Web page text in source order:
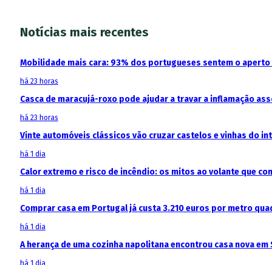
Notícias mais recentes
Mobilidade mais cara: 93% dos portugueses sentem o
há 23 horas
Casca de maracujá-roxo pode ajudar a travar a inflamação
há 23 horas
Vinte automóveis clássicos vão cruzar castelos e vinhas do
há 1 dia
Calor extremo e risco de incêndio: os mitos ao volante que
há 1 dia
Comprar casa em Portugal já custa 3.210 euros por metro
há 1 dia
A herança de uma cozinha napolitana encontrou casa nova em
há 1 dia